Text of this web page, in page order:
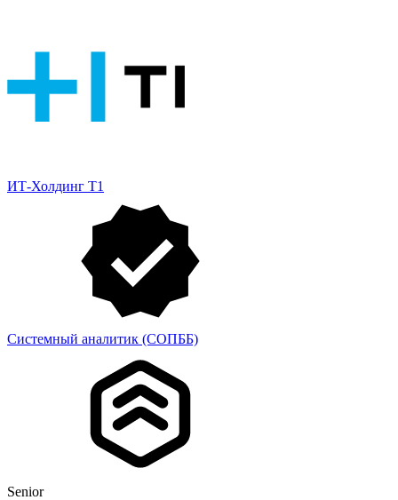
ИТ-Холдинг Т1
Системный аналитик (СОПББ)
Senior